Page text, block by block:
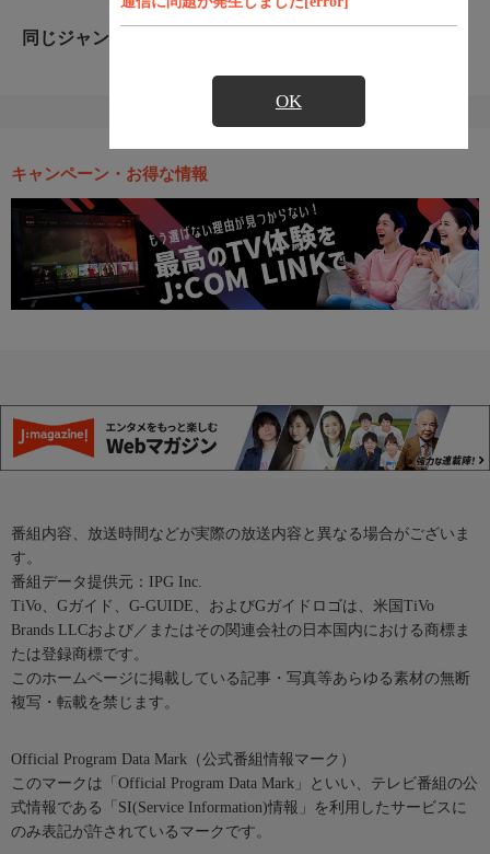
OK
同じジャンルのおすすめ番組
キャンペーン・お得な情報
番組内容、放送時間などが実際の放送内容と異なる場合がございま
す。
番組データ提供元：IPG Inc.
TiVo、Gガイド、G-GUIDE、およびGガイドロゴは、米国TiVo
Brands LLCおよび／またはその関連会社の日本国内における商標ま
たは登録商標です。
このホームページに掲載している記事・写真等あらゆる素材の無断
複写・転載を禁じます。
Official Program Data Mark（公式番組情報マーク）
このマークは「Official Program Data Mark」といい、テレビ番組の公
式情報である「SI(Service Information)情報」を利用したサービスに
のみ表記が許されているマークです。